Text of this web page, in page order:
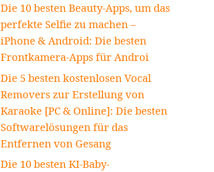
Die 10 besten Beauty-Apps, um das
perfekte Selfie zu machen –
iPhone & Android: Die besten
Frontkamera-Apps für Androi
Die 5 besten kostenlosen Vocal
Removers zur Erstellung von
Karaoke [PC & Online]: Die besten
Softwarelösungen für das
Entfernen von Gesang
Die 10 besten KI-Baby-